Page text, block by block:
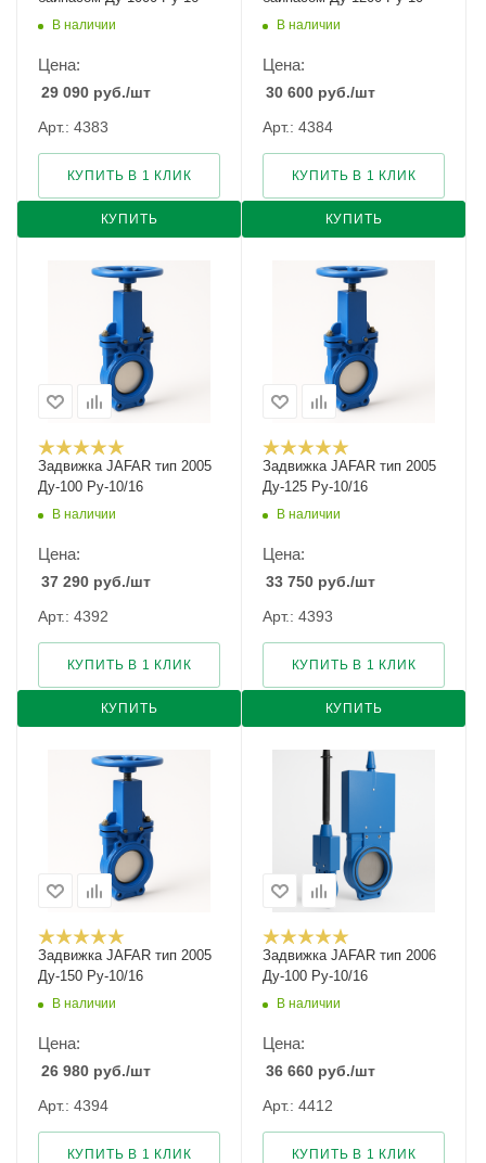
В наличии
Цена:
29 090 руб./шт
Арт.: 4383
КУПИТЬ
КУПИТЬ В 1 КЛИК
В наличии
Цена:
30 600 руб./шт
Арт.: 4384
КУПИТЬ
КУПИТЬ В 1 КЛИК
Задвижка JAFAR тип 2005
Ду-100 Ру-10/16
В наличии
Цена:
37 290 руб./шт
Арт.: 4392
КУПИТЬ
КУПИТЬ В 1 КЛИК
Задвижка JAFAR тип 2005
Ду-125 Ру-10/16
В наличии
Цена:
33 750 руб./шт
Арт.: 4393
КУПИТЬ
КУПИТЬ В 1 КЛИК
Задвижка JAFAR тип 2005
Ду-150 Ру-10/16
В наличии
Цена:
26 980 руб./шт
Арт.: 4394
КУПИТЬ В 1 КЛИК
Задвижка JAFAR тип 2006
Ду-100 Ру-10/16
В наличии
Цена:
36 660 руб./шт
Арт.: 4412
КУПИТЬ В 1 КЛИК